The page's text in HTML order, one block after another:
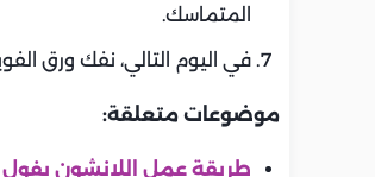
المتماسك.
في اليوم التالي، نفك ورق
موضوعات متعلقة:
طريقة عمل اللانشون بفول